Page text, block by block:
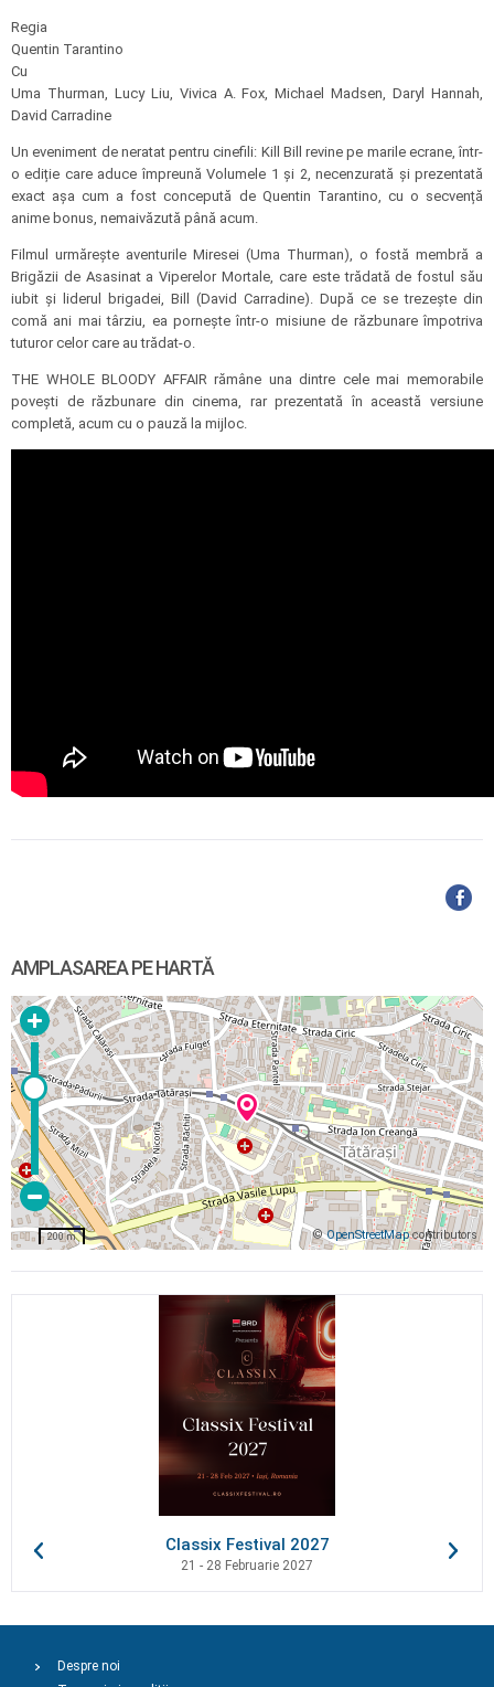
Regia
Quentin Tarantino
Cu
Uma Thurman, Lucy Liu, Vivica A. Fox, Michael Madsen, Daryl Hannah,
David Carradine
Un eveniment de neratat pentru cinefili: Kill Bill revine pe marile ecrane, într-
o ediție care aduce împreună Volumele 1 și 2, necenzurată și prezentată
exact așa cum a fost concepută de Quentin Tarantino, cu o secvență
anime bonus, nemaivăzută până acum.
Filmul urmărește aventurile Miresei (Uma Thurman), o fostă membră a
Brigăzii de Asasinat a Viperelor Mortale, care este trădată de fostul său
iubit și liderul brigadei, Bill (David Carradine). După ce se trezește din
comă ani mai târziu, ea pornește într-o misiune de răzbunare împotriva
tuturor celor care au trădat-o.
THE WHOLE BLOODY AFFAIR rămâne una dintre cele mai memorabile
povești de răzbunare din cinema, rar prezentată în această versiune
completă, acum cu o pauză la mijloc.
AMPLASAREA PE HARTĂ
©OpenStreetMapcontributors
200 m
Classix Festival 2027
21 - 28 Februarie 2027
Despre noi